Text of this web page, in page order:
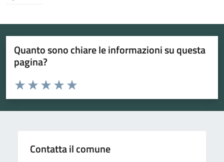
Quanto sono chiare le informazioni su questa
pagina?
Valuta da 1 a 5 stelle la pagina
Valuta 5 stelle su 5
Valuta 4 stelle su 5
Valuta 3 stelle su 5
Valuta 2 stelle su 5
Valuta 1 stelle su 5
Contatta il comune